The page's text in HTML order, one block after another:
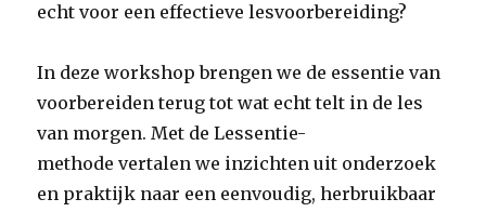
echt voor een effectieve lesvoorbereiding?
In deze workshop brengen we de essentie van
voorbereiden terug tot wat echt telt in de les
van morgen. Met de Lessentie-
methode vertalen we inzichten uit onderzoek
en praktijk naar een eenvoudig, herbruikbaar